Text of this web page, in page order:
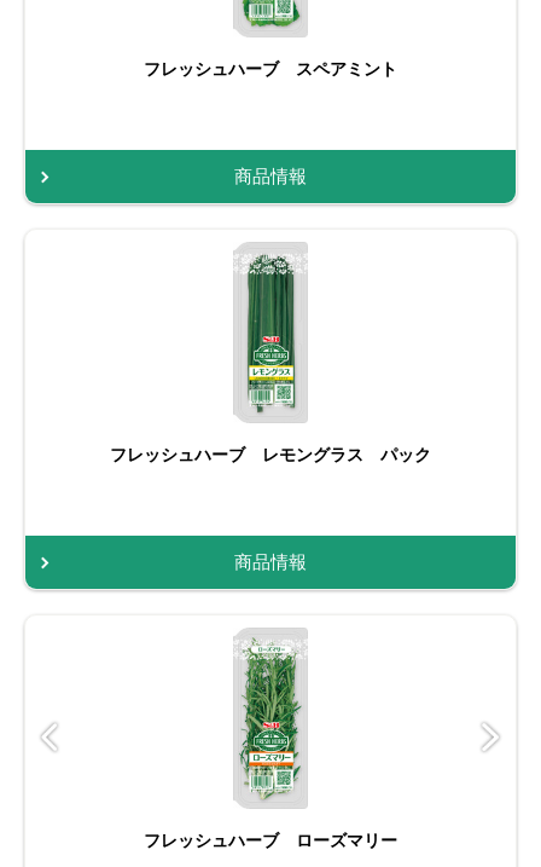
フレッシュハーブ スペアミント
商品情報
フレッシュハーブ レモングラス パック
商品情報
フレッシュハーブ ローズマリー